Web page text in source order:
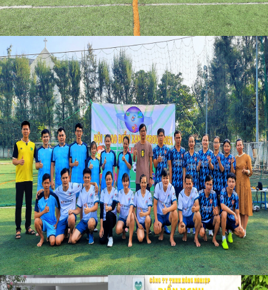
Tin Công ty
TUYỂN DỤNG
CHĂM SÓC KHÁCH HÀNG
Chính sách đổi trả
Liên hệ